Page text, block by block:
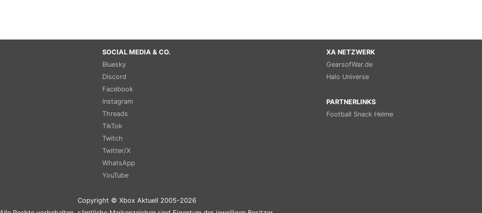
SOCIAL MEDIA & CO.
Bluesky
Discord
Facebook
Instagram
Threads
TikTok
Twitch
Twitter/X
WhatsApp
YouTube
XA NETZWERK
GearsofWar.de
Halo Universe
PARTNERLINKS
Football Snack Helme
Copyright © Xbox Aktuell 2005-2026